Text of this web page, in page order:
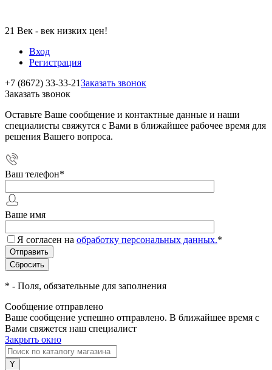
21 Век - век низких цен!
Вход
Регистрация
+7 (8672) 33-33-21Заказать звонок
Заказать звонок
Оставьте Ваше сообщение и контактные данные и наши
специалисты свяжутся с Вами в ближайшее рабочее время для
решения Вашего вопроса.
Ваш телефон*
Ваше имя
Я согласен на обработку персональных данных.*
* - Поля, обязательные для заполнения
Сообщение отправлено
Ваше сообщение успешно отправлено. В ближайшее время с
Вами свяжется наш специалист
Закрыть окно